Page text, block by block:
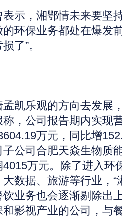
示，湘鄂情未来要坚
环保业务都处在爆发
了”。
凯乐观的方向去发展
，公司报告期内实现
万元，同比增
公司合肥天焱生物质
万元。除了进入环
数据、旅游等行业，
业务也会逐渐剔除出
影视产业的公司，与